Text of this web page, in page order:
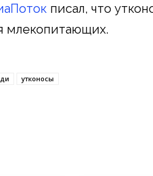
писал, что
млекопитающих.
утконосы